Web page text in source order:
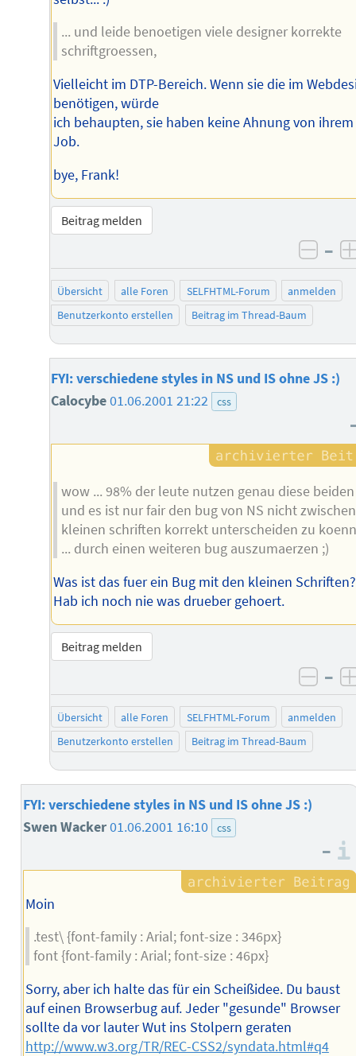
... und leide benoetigen viele designer korrekte
schriftgroessen,
Vielleicht im DTP-Bereich. Wenn sie die im
benötigen, würde
ich behaupten, sie haben keine Ahnung von ihrem
Job.
bye, Frank!
Beitrag melden
–
Übersicht alle Foren SELFHTML-Forum
anmelden
Benutzerkonto erstellen
Beitrag im Thread-Baum
FYI: verschiedene styles in NS und IS ohne JS :)
Calocybe01.06.2001 21:22 css
wow ... 98% der leute nutzen genau diese beiden
und es ist nur fair den bug von NS nicht zwischen
kleinen schriften korrekt unterscheiden zu
... durch einen weiteren bug auszumaerzen ;)
Was ist das fuer ein Bug mit den kleinen Schriften?
Hab ich noch nie was drueber gehoert.
Beitrag melden
–
Übersicht alle Foren SELFHTML-Forum
anmelden
Benutzerkonto erstellen
Beitrag im Thread-Baum
FYI: verschiedene styles in NS und IS ohne JS :)
Swen Wacker01.06.2001 16:10 css
–
Moin
.test\ {font-family : Arial; font-size : 346px}
font {font-family : Arial; font-size : 46px}
Sorry, aber ich halte das für ein Scheißidee. Du baust
auf einen Browserbug auf. Jeder "gesunde" Browser
sollte da vor lauter Wut ins Stolpern geraten
http://www.w3.org/TR/REC-CSS2/syndata.html#q4